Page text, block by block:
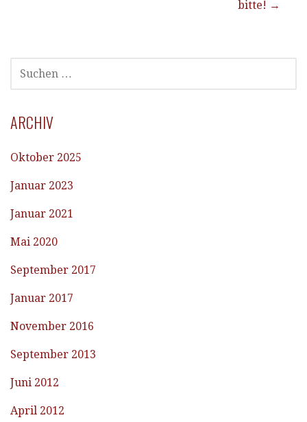
bitte! →
SUCHEN
NACH:
ARCHIV
Oktober 2025
Januar 2023
Januar 2021
Mai 2020
September 2017
Januar 2017
November 2016
September 2013
Juni 2012
April 2012